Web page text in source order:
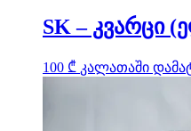
SK – კვარცი
100 ₾ კალათაში